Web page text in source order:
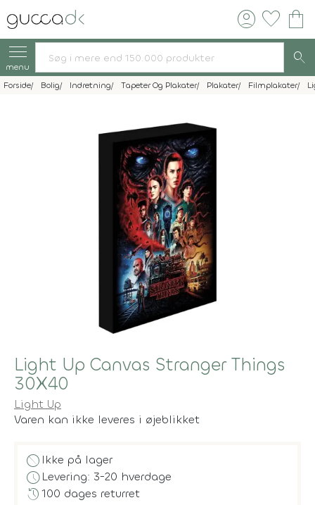
account_circle favorite shopping_bag
menu search
Forside Bolig Indretning Tapeter Og Plakater Plakater Filmplakater
Light Up Canvas Stranger Things
30X40
Light Up
Varen kan ikke leveres i øjeblikket
block Ikke på lager
scheduleLevering: 3-20 hverdage
history100 dages returret